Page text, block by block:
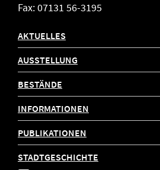
Fax: 07131 56-3195
AKTUELLES
AUSSTELLUNG
BESTÄNDE
INFORMATIONEN
PUBLIKATIONEN
STADTGESCHICHTE